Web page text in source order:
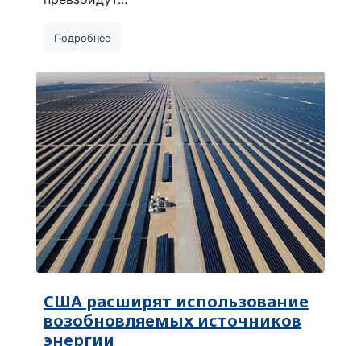
Подробнее
США расширят использование
возобновляемых источников
энергии